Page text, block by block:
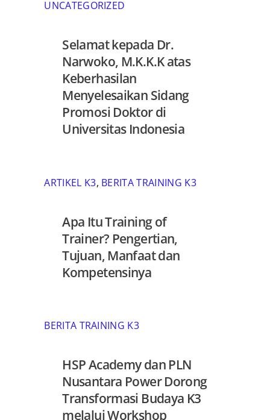
UNCATEGORIZED
Selamat kepada Dr.
Narwoko, M.K.K.K atas
Keberhasilan
Menyelesaikan Sidang
Promosi Doktor di
Universitas Indonesia
ARTIKEL K3, BERITA TRAINING K3
Apa Itu Training of
Trainer? Pengertian,
Tujuan, Manfaat dan
Kompetensinya
BERITA TRAINING K3
HSP Academy dan PLN
Nusantara Power Dorong
Transformasi Budaya K3
melalui Workshop